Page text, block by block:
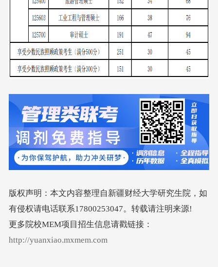
版权声明：本文内容整理自新疆财经大学研究生院，如
有侵权请电话联系17800253047。转载请注明来源!
更多院校MEM项目招生信息请戳链接：
http://yuanxiao.mxmem.com